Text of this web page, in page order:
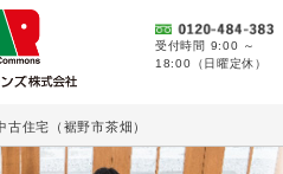
受付時間 9:00 ～
18:00（日曜定休）
古住宅（裾野市茶畑）